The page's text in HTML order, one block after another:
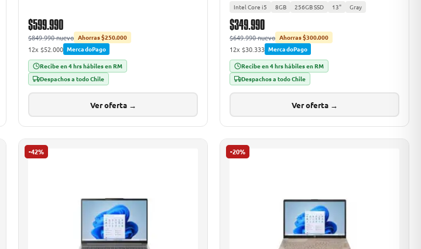
$599.990
$849.990 nuevo Ahorras $250.000
12x $52.000 MercadoPago
Recibe en 4 hrs hábiles en RM
Despachos a todo Chile
Ver oferta →
Intel Core i5 8GB 256GB SSD 13" Gray
$349.990
$649.990 nuevo Ahorras $300.000
12x $30.333 MercadoPago
Recibe en 4 hrs hábiles en RM
Despachos a todo Chile
Ver oferta →
-42% -20%